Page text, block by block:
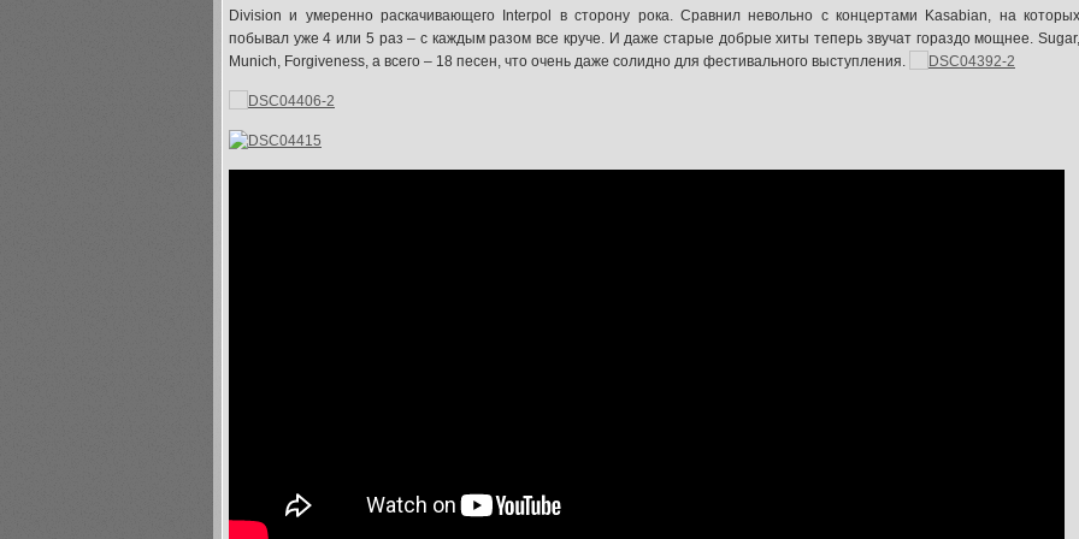
Division и умеренно раскачивающего Interpol в сторону рока. Сравнил невольно с концертами Kasabian, на которых
побывал уже 4 или 5 раз – с каждым разом все круче. И даже старые добрые хиты теперь звучат гораздо мощнее. Sugar,
Munich, Forgiveness, а всего – 18 песен, что очень даже солидно для фестивального выступления.